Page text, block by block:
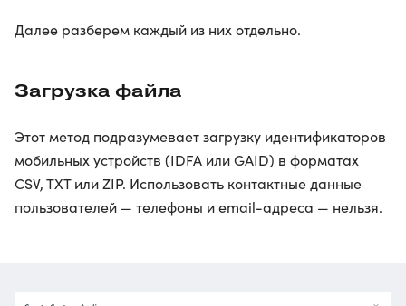
Далее разберем каждый из них отдельно.
Загрузка файла
Этот метод подразумевает загрузку идентификаторов
мобильных устройств (IDFA или GAID) в форматах
CSV, TXT или ZIP. Использовать контактные данные
пользователей — телефоны и email-адреса — нельзя.